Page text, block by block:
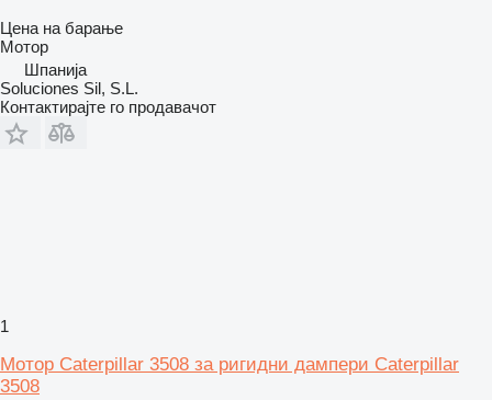
Цена на барање
Мотор
Шпанија
Soluciones Sil, S.L.
Контактирајте го продавачот
1
Мотор Caterpillar 3508 за ригидни дампери Caterpillar
3508